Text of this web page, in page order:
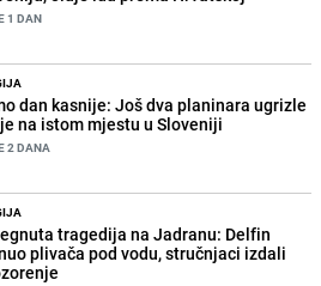
1 DAN
dan kasnije: Još dva planinara ugrizle
na istom mjestu u Sloveniji
2 DANA
tragedija na Jadranu: Delfin
plivača pod vodu, stručnjaci izdali